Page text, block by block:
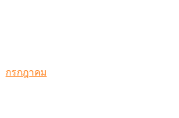
กรกฎาคม